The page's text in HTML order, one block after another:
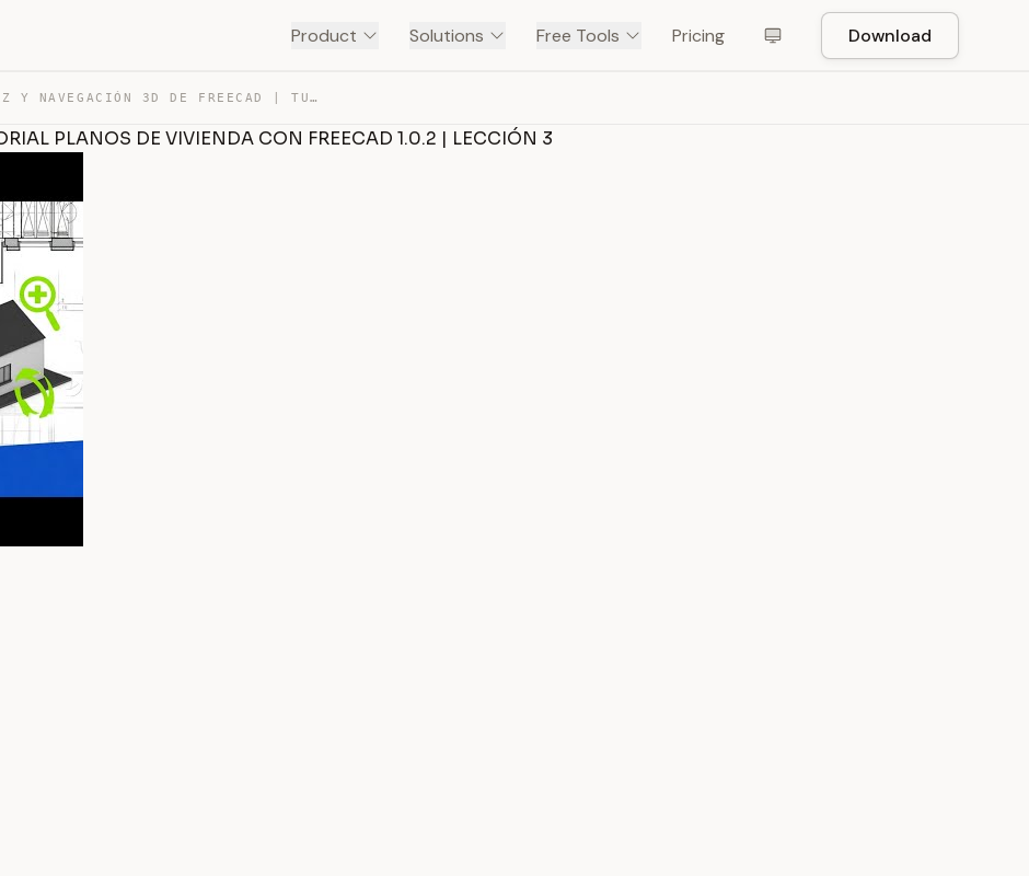
Product Solutions Free Tools Pricing Download
INTERFAZ Y NAVEGACIÓN 3D DE FREECAD | TUTORIAL PLANOS D… — TRANSCRIPT
PLANOS DE VIVIENDA CON FREECAD 1.0.2 | LECCIÓN 3